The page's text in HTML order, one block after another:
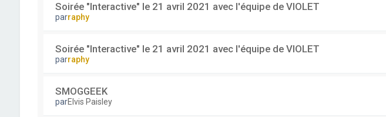
Soirée "Interactive" le 21 avril 2021 avec l'équipe de VIOLET
parraphy
Soirée "Interactive" le 21 avril 2021 avec l'équipe de VIOLET
parraphy
SMOGGEEK
parElvis Paisley